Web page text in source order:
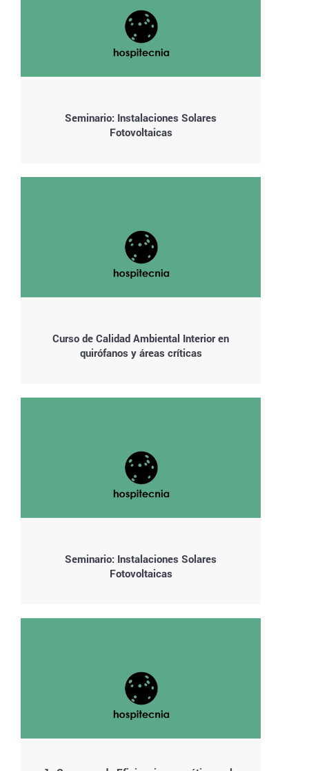
Seminario: Instalaciones Solares
Fotovoltaicas
Curso de Calidad Ambiental Interior en
quirófanos y áreas críticas
Seminario: Instalaciones Solares
Fotovoltaicas